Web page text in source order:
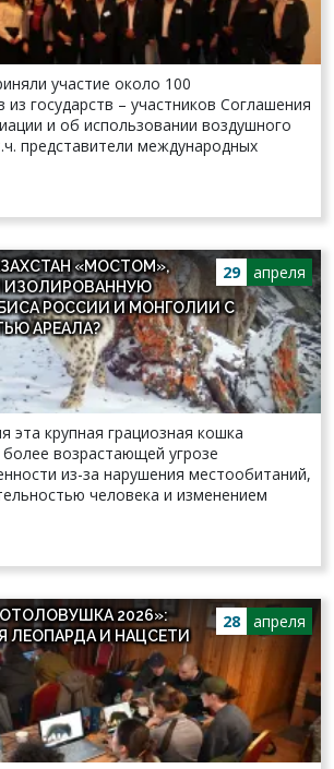
участие около 100
из государств – участников Соглашения
и об использовании воздушного
представители международных
29 апреля
«МОСТОМ»,
РОССИИ И МОНГОЛИИ С
АРЕАЛА?
эта крупная грациозная кошка
более возрастающей угрозе
из-за нарушения местообитаний,
человека и изменением
28 апреля
2026»:
ЛЕОПАРДА И НАЦСЕТИ